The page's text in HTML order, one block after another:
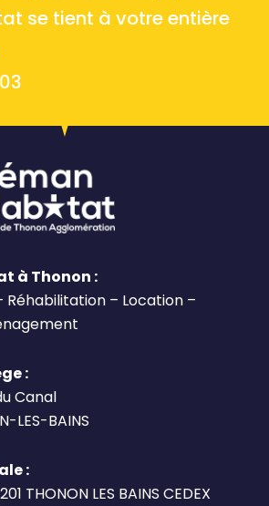
se tient à votre entière
à Thonon :
– Location –
:
Canal
LES-BAINS
:
THONON LES BAINS CEDEX